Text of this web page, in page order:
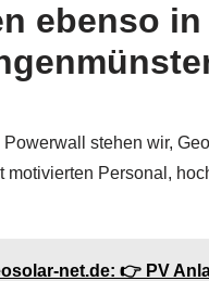
ebenso
stehen wir,
Personal,
net.de: 👉 PV